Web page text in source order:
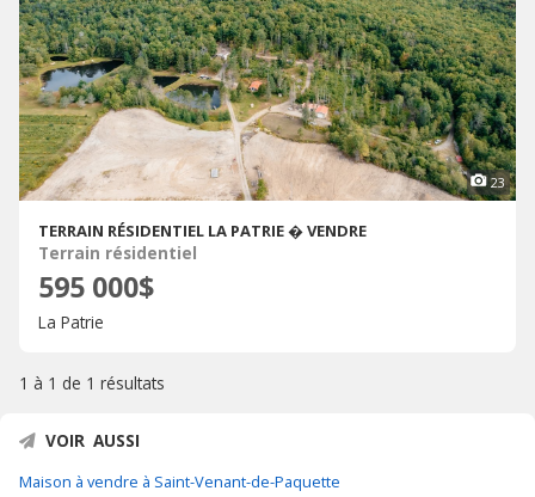
23
TERRAIN RÉSIDENTIEL LA PATRIE � VENDRE
Terrain résidentiel
595 000$
La Patrie
1 à 1 de 1 résultats
VOIR AUSSI
Maison à vendre à Saint-Venant-de-Paquette